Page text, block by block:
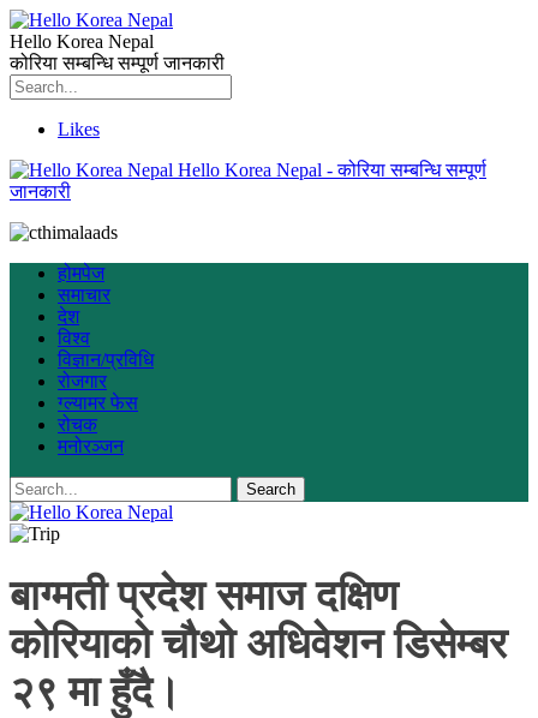
Hello Korea Nepal
कोरिया सम्बन्धि सम्पूर्ण जानकारी
Likes
Hello Korea Nepal - कोरिया सम्बन्धि सम्पूर्ण
जानकारी
होमपेज
समाचार
देश
विश्व
विज्ञान/प्रविधि
रोजगार
ग्ल्यामर फेस
रोचक
मनोरञ्जन
बाग्मती प्रदेश समाज दक्षिण
कोरियाको चौथो अधिवेशन डिसेम्बर
२९ मा हुँदै।